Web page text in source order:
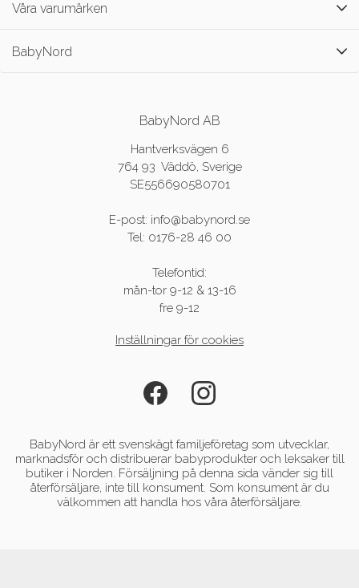
Våra varumärken
BabyNord
BabyNord AB
Hantverksvägen 6
764 93 Väddö, Sverige
SE556690580701
E-post: info@babynord.se
Tel: 0176-28 46 00
Telefontid:
mån-tor 9-12 & 13-16
fre 9-12
Inställningar för cookies
BabyNord är ett svenskägt familjeföretag som utvecklar,
marknadsför och distribuerar babyprodukter och leksaker till
butiker i Norden. Försäljning på denna sida vänder sig till
återförsäljare, inte till konsument. Som konsument är du
välkommen att handla hos våra återförsäljare.